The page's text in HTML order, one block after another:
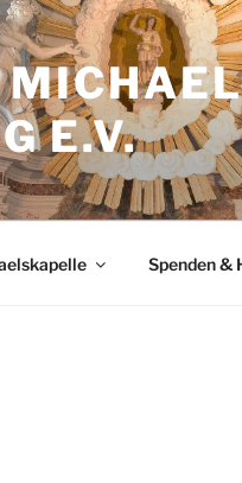
E.V.
Spenden &